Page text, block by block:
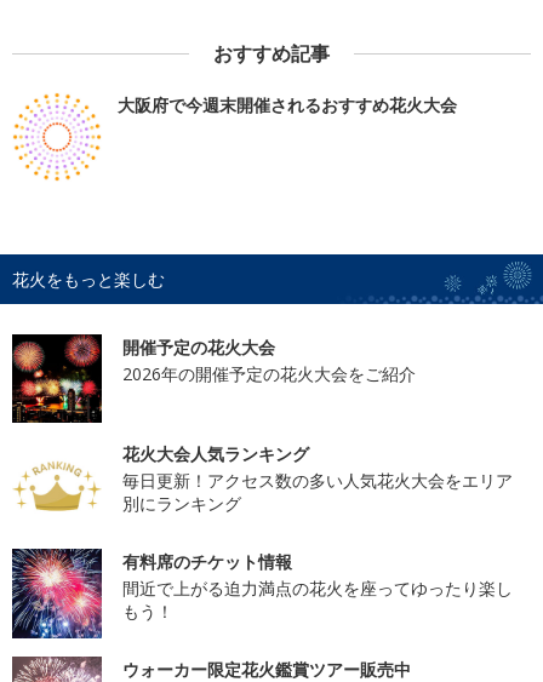
おすすめ記事
大阪府で今週末開催されるおすすめ花火大会
花火をもっと楽しむ
開催予定の花火大会
2026年の開催予定の花火大会をご紹介
花火大会人気ランキング
毎日更新！アクセス数の多い人気花火大会をエリア
別にランキング
有料席のチケット情報
間近で上がる迫力満点の花火を座ってゆったり楽し
もう！
ウォーカー限定花火鑑賞ツアー販売中